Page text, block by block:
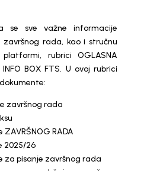
se sve važne informacije
rada, kao i stručnu
rubrici OGLASNA
BOX FTS. U ovoj rubrici
završnog rada
RADA
2025/26
za pisanje završnog rada